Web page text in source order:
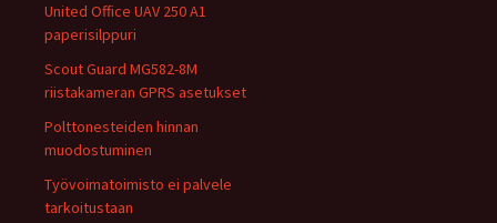
United Office UAV 250 A1
paperisilppuri
Scout Guard MG582-8M
riistakameran GPRS asetukset
Polttonesteiden hinnan
muodostuminen
Työvoimatoimisto ei palvele
tarkoitustaan